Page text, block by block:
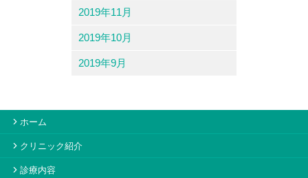
2019年11月
2019年10月
2019年9月
ホーム
クリニック紹介
診療内容